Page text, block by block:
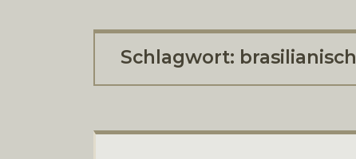
Schlagwort: brasilianisch